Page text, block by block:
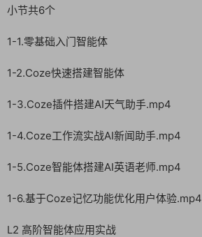
小节共6个
1-1.零基础入门智能体
1-2.Coze快速搭建智能体
1-3.Coze插件搭建AI天气助手.mp4
1-4.Coze工作流实战AI新闻助手.mp4
1-5.Coze智能体搭建AI英语老师.mp4
1-6.基于Coze记忆功能优化用户体验.mp4
L2 高阶智能体应用实战